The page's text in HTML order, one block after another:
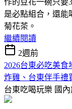
是必點組合，還能
菊花茶。
繼續閱讀
2週前
2026台東必吃美
炸雞、台東伴手禮
台東吃喝玩樂 國